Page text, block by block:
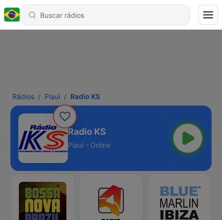
Rádios Piauí Radio KS
Radio KS
Piauí - Online